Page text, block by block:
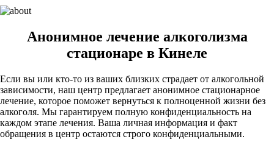
Анонимное лечение алкоголизма
стационаре в Кинеле
Если вы или кто-то из ваших близких страдает от алкогольной
зависимости, наш центр предлагает анонимное стационарное
лечение, которое поможет вернуться к полноценной жизни без
алкоголя. Мы гарантируем полную конфиденциальность на
каждом этапе лечения. Ваша личная информация и факт
обращения в центр остаются строго конфиденциальными.